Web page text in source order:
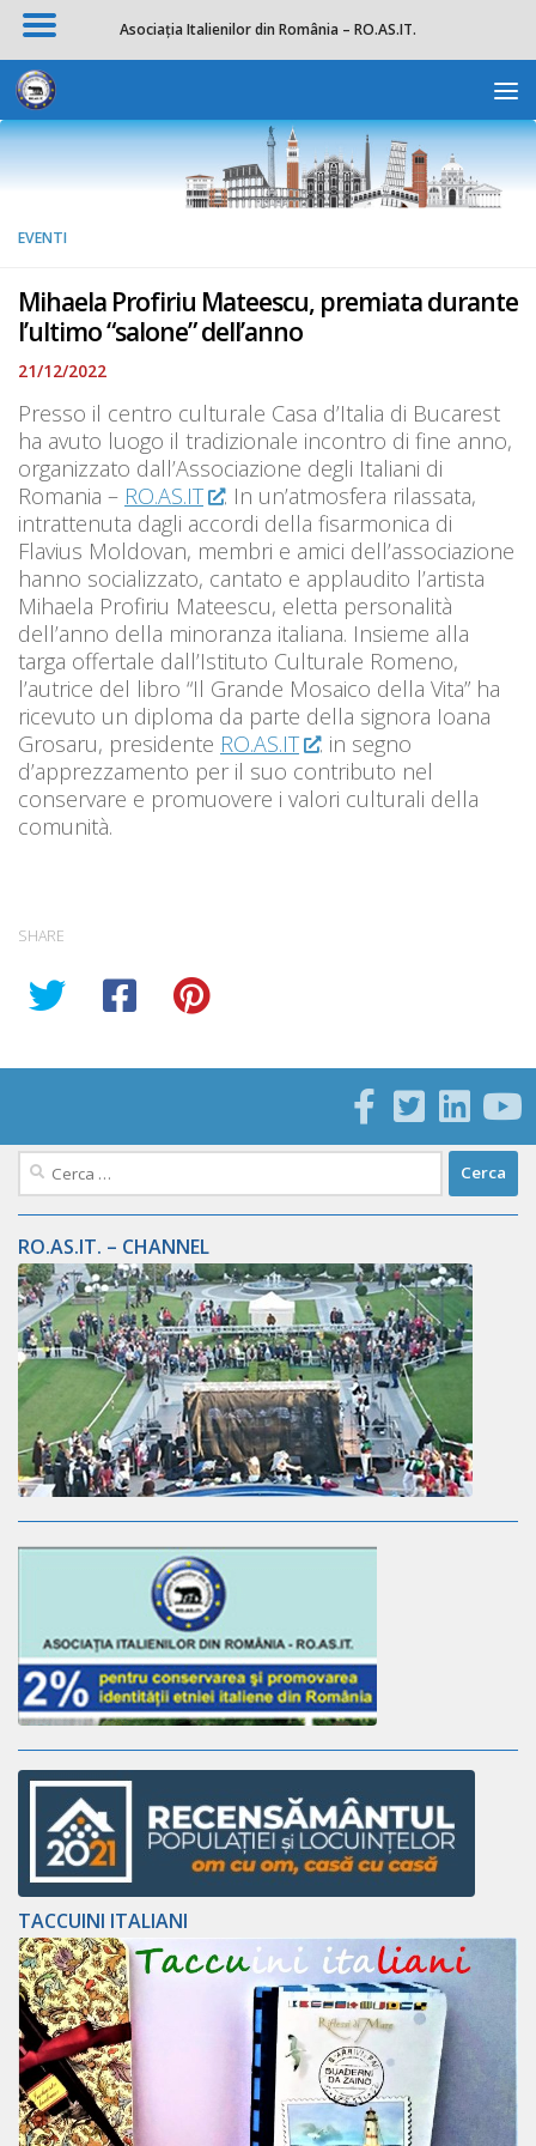
Apri la
Salta al contenuto
EVENTI
Mihaela Profiriu Mateescu, premiata durante
l’ultimo “salone” dell’anno
21/12/2022
Presso il centro culturale Casa d’Italia di Bucarest
ha avuto luogo il tradizionale incontro di fine anno,
organizzato dall’Associazione degli Italiani di
Romania – RO.AS.IT
. In un’atmosfera rilassata,
intrattenuta dagli accordi della fisarmonica di
Flavius Moldovan, membri e amici dell’associazione
hanno socializzato, cantato e applaudito l’artista
Mihaela Profiriu Mateescu, eletta personalità
dell’anno della minoranza italiana. Insieme alla
targa offertale dall’Istituto Culturale Romeno,
l’autrice del libro “Il Grande Mosaico della Vita” ha
ricevuto un diploma da parte della signora Ioana
Grosaru, presidente RO.AS.IT
. in segno
d’apprezzamento per il suo contributo nel
conservare e promuovere i valori culturali della
comunità.
SHARE
Ricerca
RO.AS.IT. – CHANNEL
TACCUINI ITALIANI
Asociația Italienilor din România – RO.AS.IT.